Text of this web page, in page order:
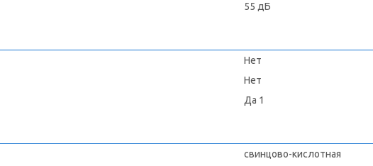
55 дБ
Нет
Нет
Да 1
свинцово-кислотная